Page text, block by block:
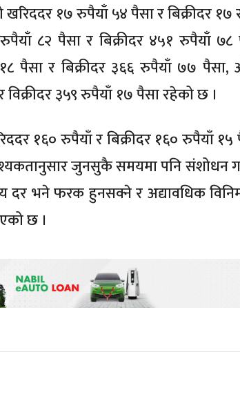
१७ रुपैयाँ ५४ पैसा र बिक्रीदर
८२ पैसा र बिक्रीदर ४५१ रुपैयाँ ७८
पैसा र बिक्रीदर ३६६ रुपैयाँ ७७
३५९ रुपैयाँ १७ पैसा रहेको छ ।
१६० रुपैयाँ र बिक्रीदर १६० रुपैयाँ १५
जुनसुकै समयमा पनि संशोधन
दर भने फरक हुनसक्ने र अद्यावधिक
छ ।